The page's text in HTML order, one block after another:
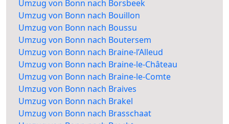
Umzug von Bonn nach Borsbeek
Umzug von Bonn nach Bouillon
Umzug von Bonn nach Boussu
Umzug von Bonn nach Boutersem
Umzug von Bonn nach Braine-l’Alleud
Umzug von Bonn nach Braine-le-Château
Umzug von Bonn nach Braine-le-Comte
Umzug von Bonn nach Braives
Umzug von Bonn nach Brakel
Umzug von Bonn nach Brasschaat